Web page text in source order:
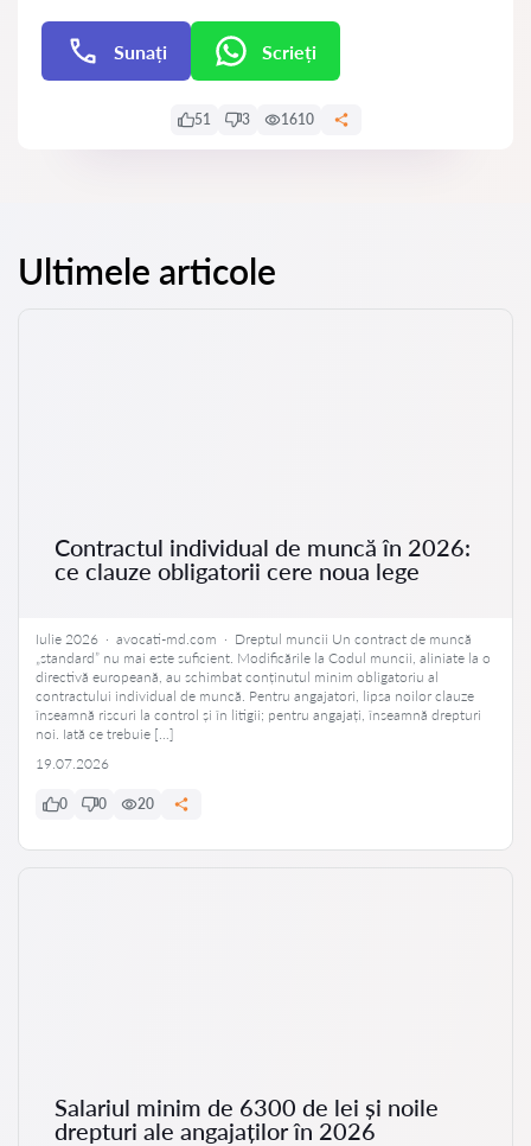
Sunați Scrieți
51 3 1610
Ultimele articole
Contractul individual de muncă în 2026:
ce clauze obligatorii cere noua lege
Iulie 2026 · avocati-md.com · Dreptul muncii Un contract de muncă
„standard” nu mai este suficient. Modificările la Codul muncii, aliniate la o
directivă europeană, au schimbat conținutul minim obligatoriu al
contractului individual de muncă. Pentru angajatori, lipsa noilor clauze
înseamnă riscuri la control și în litigii; pentru angajați, înseamnă drepturi
noi. Iată ce trebuie […]
19.07.2026
0 0 20
Salariul minim de 6300 de lei și noile
drepturi ale angajaților în 2026